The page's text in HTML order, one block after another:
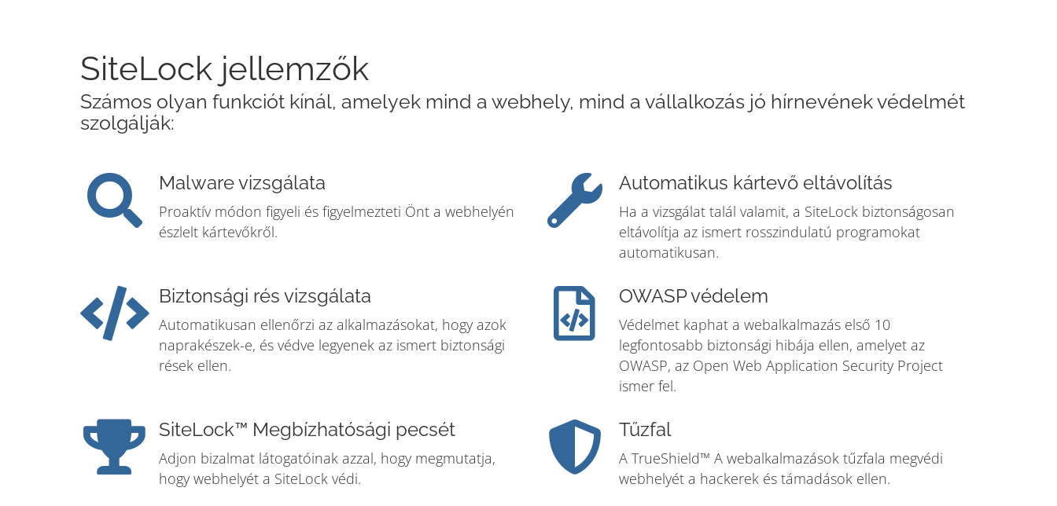
SiteLock jellemzők
Számos olyan funkciót kínál, amelyek mind a webhely, mind a vállalkozás jó hírnevének védelmét
szolgálják:
Malware vizsgálata
Proaktív módon figyeli és figyelmezteti Önt a webhelyén
észlelt kártevőkről.
Automatikus kártevő eltávolítás
Ha a vizsgálat talál valamit, a SiteLock biztonságosan
eltávolítja az ismert rosszindulatú programokat
automatikusan.
Biztonsági rés vizsgálata
Automatikusan ellenőrzi az alkalmazásokat, hogy azok
naprakészek-e, és védve legyenek az ismert biztonsági
rések ellen.
OWASP védelem
Védelmet kaphat a webalkalmazás első 10
legfontosabb biztonsági hibája ellen, amelyet az
OWASP, az Open Web Application Security Project
ismer fel.
SiteLock™ Megbízhatósági pecsét
Adjon bizalmat látogatóinak azzal, hogy megmutatja,
hogy webhelyét a SiteLock védi.
Tűzfal
A TrueShield™ A webalkalmazások tűzfala megvédi
webhelyét a hackerek és támadások ellen.